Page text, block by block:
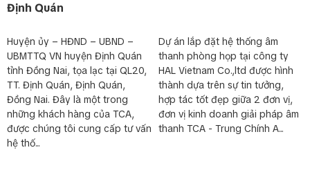
Định Quán
Huyện ủy – HĐND – UBND –
UBMTTQ VN huyện Định Quán
tỉnh Đồng Nai, tọa lạc tại QL20,
TT. Định Quán, Định Quán,
Đồng Nai. Đây là một trong
những khách hàng của TCA,
được chúng tôi cung cấp tư vấn
hệ thố...
Dự án lắp đặt hệ thống âm
thanh phòng họp tại công ty
HAL Vietnam Co.,ltd được hình
thành dựa trên sự tin tưởng,
hợp tác tốt đẹp giữa 2 đơn vị,
đơn vị kinh doanh giải pháp âm
thanh TCA - Trung Chính A...